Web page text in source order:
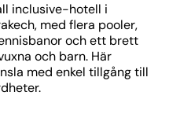
inclusive-hotell i
med flera pooler,
och ett brett
och barn. Här
med enkel tillgång till